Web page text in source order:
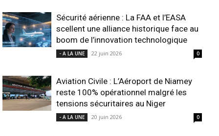
Sécurité aérienne : La FAA et l’EASA
scellent une alliance historique face au
boom de l’innovation technologique
- A LA UNE 22 juin 2026 0
Aviation Civile : L’Aéroport de Niamey
reste 100% opérationnel malgré les
tensions sécuritaires au Niger
- A LA UNE 20 juin 2026 0